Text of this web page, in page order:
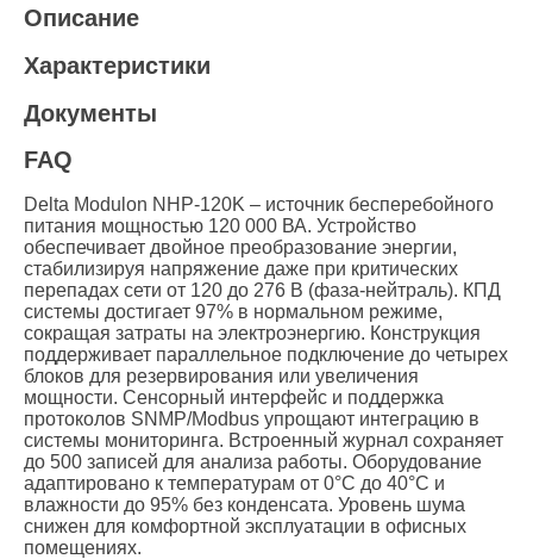
Описание
Характеристики
Документы
FAQ
Delta Modulon NHP-120K – источник бесперебойного
питания мощностью 120 000 ВА. Устройство
обеспечивает двойное преобразование энергии,
стабилизируя напряжение даже при критических
перепадах сети от 120 до 276 В (фаза-нейтраль). КПД
системы достигает 97% в нормальном режиме,
сокращая затраты на электроэнергию. Конструкция
поддерживает параллельное подключение до четырех
блоков для резервирования или увеличения
мощности. Сенсорный интерфейс и поддержка
протоколов SNMP/Modbus упрощают интеграцию в
системы мониторинга. Встроенный журнал сохраняет
до 500 записей для анализа работы. Оборудование
адаптировано к температурам от 0°C до 40°C и
влажности до 95% без конденсата. Уровень шума
снижен для комфортной эксплуатации в офисных
помещениях.